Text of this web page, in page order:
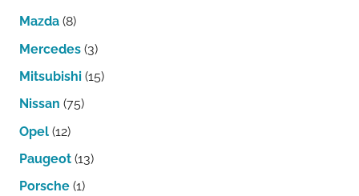
Mazda (8)
Mercedes (3)
Mitsubishi (15)
Nissan (75)
Opel (12)
Paugeot (13)
Porsche (1)